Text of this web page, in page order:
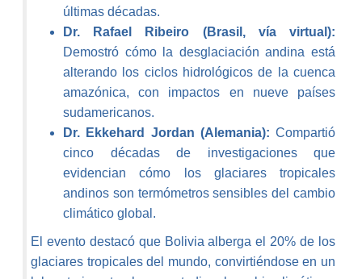
últimas décadas.
Dr. Rafael Ribeiro (Brasil, vía virtual):
Demostró cómo la desglaciación andina está
alterando los ciclos hidrológicos de la cuenca
amazónica, con impactos en nueve países
sudamericanos.
Dr. Ekkehard Jordan (Alemania): Compartió
cinco décadas de investigaciones que
evidencian cómo los glaciares tropicales
andinos son termómetros sensibles del cambio
climático global.
El evento destacó que Bolivia alberga el 20% de los
glaciares tropicales del mundo, convirtiéndose en un